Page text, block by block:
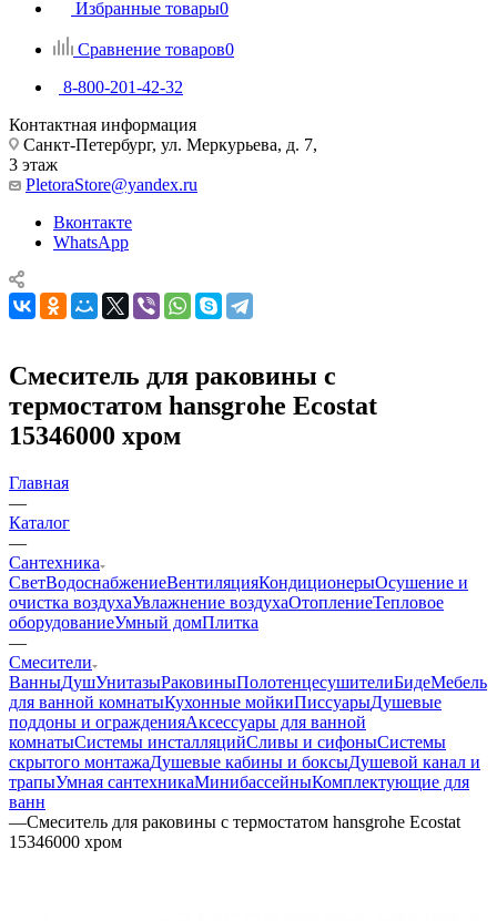
Избранные товары0
Сравнение товаров0
8-800-201-42-32
Контактная информация
Санкт-Петербург, ул. Меркурьева, д. 7,
3 этаж
PletoraStore@yandex.ru
Вконтакте
WhatsApp
Смеситель для раковины с
термостатом hansgrohe Ecostat
15346000 хром
Главная
—
Каталог
—
Сантехника
СветВодоснабжениеВентиляцияКондиционерыОсушение и
очистка воздухаУвлажнение воздухаОтоплениеТепловое
оборудованиеУмный домПлитка
—
Смесители
ВанныДушУнитазыРаковиныПолотенцесушителиБидеМебель
для ванной комнатыКухонные мойкиПиссуарыДушевые
поддоны и огражденияАксессуары для ванной
комнатыСистемы инсталляцийСливы и сифоныСистемы
скрытого монтажаДушевые кабины и боксыДушевой канал и
трапыУмная сантехникаМинибассейныКомплектующие для
ванн
—Смеситель для раковины с термостатом hansgrohe Ecostat
15346000 хром